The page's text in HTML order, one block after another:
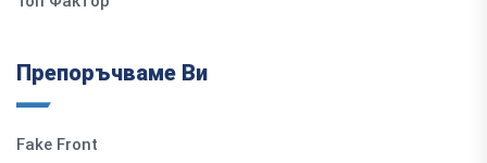
Препоръчваме Ви
Fake Front